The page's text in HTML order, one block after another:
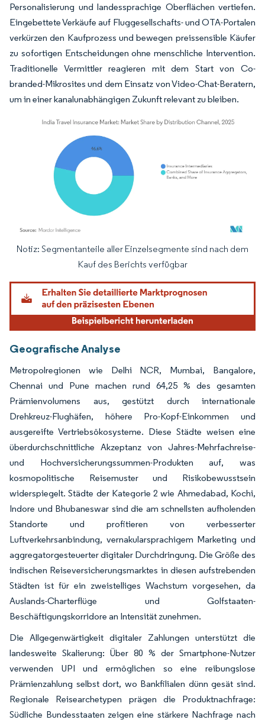
Personalisierung und landessprachige Oberflächen vertiefen.
Eingebettete Verkäufe auf Fluggesellschafts- und OTA-Portalen
verkürzen den Kaufprozess und bewegen preissensible Käufer
zu sofortigen Entscheidungen ohne menschliche Intervention.
Traditionelle Vermittler reagieren mit dem Start von Co-
branded-Mikrosites und dem Einsatz von Video-Chat-Beratern,
um in einer kanalunabhängigen Zukunft relevant zu bleiben.
Bild © Mordor Intelligence. Wiederverwendung erfordert Namensnennung
Notiz: Segmentanteile aller Einzelsegmente sind nach dem
Kauf des Berichts verfügbar
Geografische Analyse
Metropolregionen wie Delhi NCR, Mumbai, Bangalore,
Chennai und Pune machen rund 64,25 % des gesamten
Prämienvolumens aus, gestützt durch internationale
Drehkreuz-Flughäfen, höhere Pro-Kopf-Einkommen und
ausgereifte Vertriebsökosysteme. Diese Städte weisen eine
überdurchschnittliche Akzeptanz von Jahres-Mehrfachreise-
und Hochversicherungssummen-Produkten auf, was
kosmopolitische Reisemuster und Risikobewusstsein
widerspiegelt. Städte der Kategorie 2 wie Ahmedabad, Kochi,
Indore und Bhubaneswar sind die am schnellsten aufholenden
Standorte und profitieren von verbesserter
Luftverkehrsanbindung, vernakularsprachigem Marketing und
aggregatorgesteuerter digitaler Durchdringung. Die Größe des
indischen Reiseversicherungsmarktes in diesen aufstrebenden
Städten ist für ein zweistelliges Wachstum vorgesehen, da
Auslands-Charterflüge und Golfstaaten-
Beschäftigungskorridore an Intensität zunehmen.
Die Allgegenwärtigkeit digitaler Zahlungen unterstützt die
landesweite Skalierung: Über 80 % der Smartphone-Nutzer
verwenden UPI und ermöglichen so eine reibungslose
Prämienzahlung selbst dort, wo Bankfilialen dünn gesät sind.
Regionale Reisearchetypen prägen die Produktnachfrage:
Südliche Bundesstaaten zeigen eine stärkere Nachfrage nach